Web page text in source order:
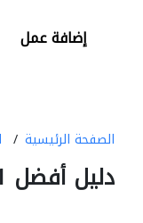
إضافة عمل
الصفحة الرئيسية
دليل أفضل 11 محل سباكه في الكويت وأسعار مواسير سباكه اليوم